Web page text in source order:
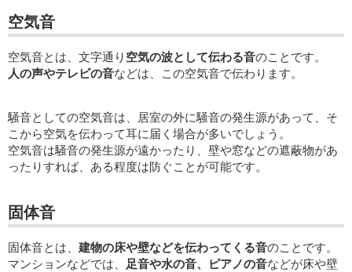
空気音
空気音とは、文字通り 空気の波として伝わる音のことです。
人の声やテレビの音などは、この空気音で伝わります。
騒音としての空気音は、居室の外に騒音の発生源があって、そ
こから空気を伝わって耳に届く場合が多いでしょう。
空気音は騒音の発生源が遠かったり、壁や窓などの遮蔽物があ
ったりすれば、ある程度は防ぐことが可能です。
固体音
固体音とは、 建物の床や壁などを伝わってくる音のことです。
マンションなどでは、
足音や水の音、ピアノの音などが床や壁